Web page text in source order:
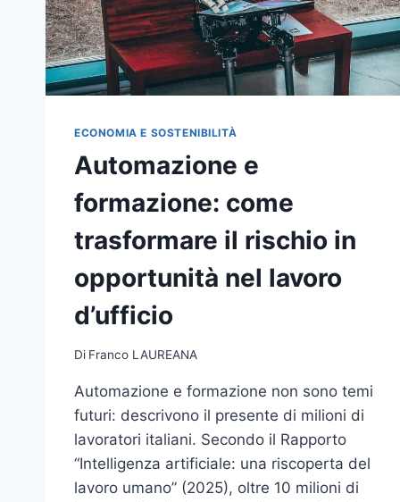
ECONOMIA E SOSTENIBILITÀ
Automazione e
formazione: come
trasformare il rischio in
opportunità nel lavoro
d’ufficio
Di Franco LAUREANA
Automazione e formazione non sono temi
futuri: descrivono il presente di milioni di
lavoratori italiani. Secondo il Rapporto
“Intelligenza artificiale: una riscoperta del
lavoro umano” (2025), oltre 10 milioni di